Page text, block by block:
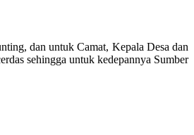
dan untuk Camat, Kepala Desa dan
sehingga untuk kedepannya Sumber